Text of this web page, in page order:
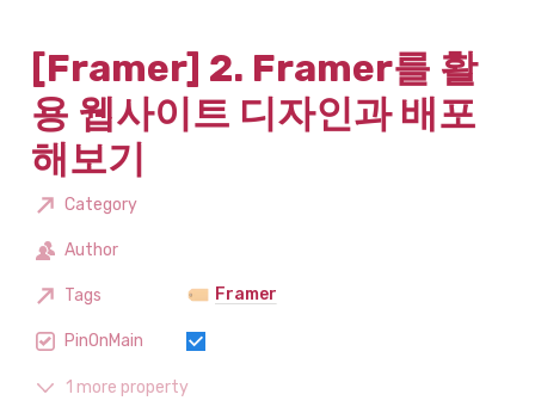
[Framer] 2. Framer를 활
용 웹사이트 디자인과 배포
해보기
Category
Author
Tags Framer
PinOnMain
1 more property